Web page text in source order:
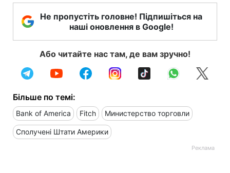
Не пропустіть головне! Підпишіться на
наші оновлення в Google!
Або читайте нас там, де вам зручно!
Більше по темі:
Bank of America Fitch Министерство торговли
Сполучені Штати Америки